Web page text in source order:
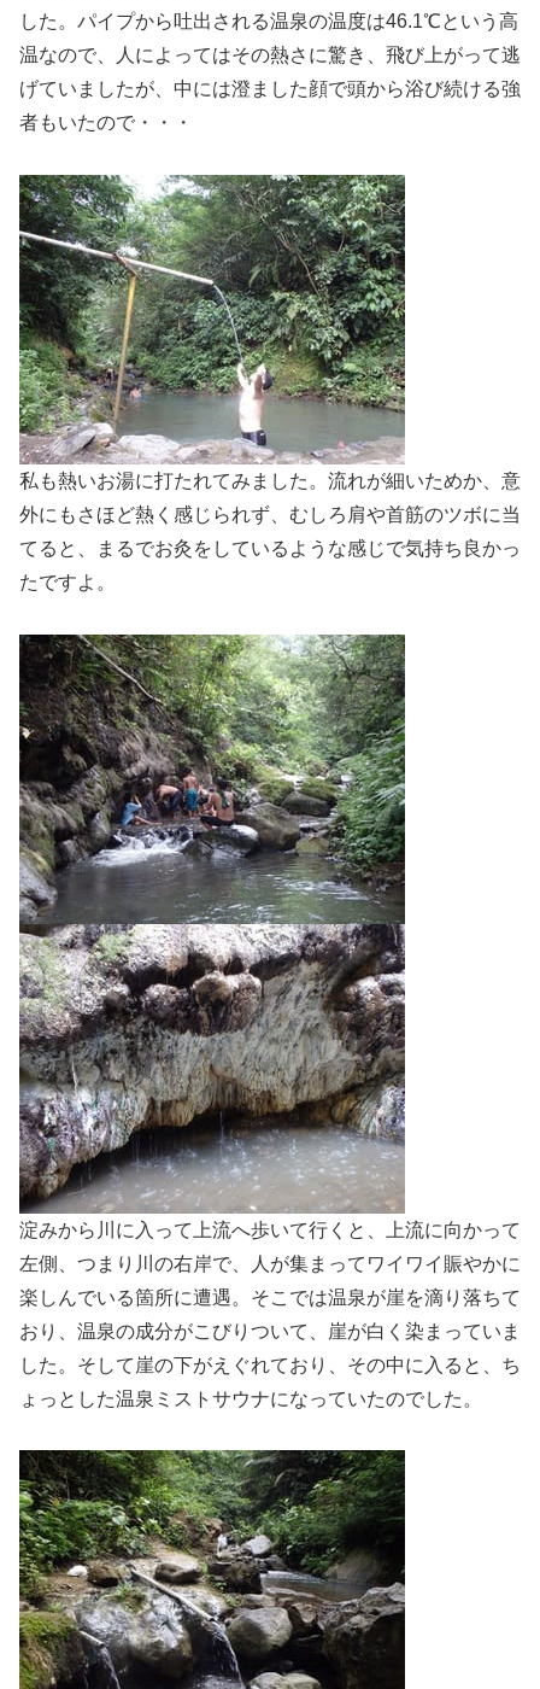
した。パイプから吐出される温泉の温度は46.1℃という高
温なので、人によってはその熱さに驚き、飛び上がって逃
げていましたが、中には澄ました顔で頭から浴び続ける強
者もいたので・・・
私も熱いお湯に打たれてみました。流れが細いためか、意
外にもさほど熱く感じられず、むしろ肩や首筋のツボに当
てると、まるでお灸をしているような感じで気持ち良かっ
たですよ。
淀みから川に入って上流へ歩いて行くと、上流に向かって
左側、つまり川の右岸で、人が集まってワイワイ賑やかに
楽しんでいる箇所に遭遇。そこでは温泉が崖を滴り落ちて
おり、温泉の成分がこびりついて、崖が白く染まっていま
した。そして崖の下がえぐれており、その中に入ると、ち
ょっとした温泉ミストサウナになっていたのでした。